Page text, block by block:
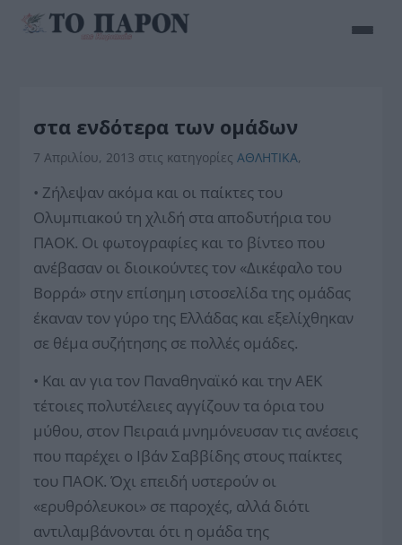
στα ενδότερα των ομάδων
7 Απριλίου, 2013 στις κατηγορίεςΑΘΛΗΤΙΚΑ,
• Ζήλεψαν ακόμα και οι παίκτες του
Ολυμπιακού τη χλιδή στα αποδυτήρια του
ΠΑΟΚ. Οι φωτογραφίες και το βίντεο που
ανέβασαν οι διοικούντες τον «Δικέφαλο του
Βορρά» στην επίσημη ιστοσελίδα της ομάδας
έκαναν τον γύρο της Ελλάδας και εξελίχθηκαν
σε θέμα συζήτησης σε πολλές ομάδες.
• Και αν για τον Παναθηναϊκό και την ΑΕΚ
τέτοιες πολυτέλειες αγγίζουν τα όρια του
μύθου, στον Πειραιά μνημόνευσαν τις ανέσεις
που παρέχει ο Ιβάν Σαββίδης στους παίκτες
του ΠΑΟΚ. Όχι επειδή υστερούν οι
«ερυθρόλευκοι» σε παροχές, αλλά διότι
αντιλαμβάνονται ότι η ομάδα της